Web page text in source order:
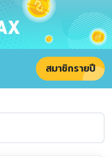
สมาชิกรายปี